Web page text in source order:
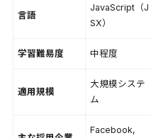
言語
JavaScript（J
SX）
学習難易度 中程度
適用規模
大規模システ
ム
Facebook,